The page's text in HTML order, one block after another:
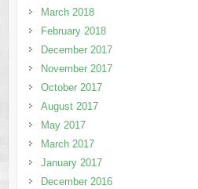
March 2018
February 2018
December 2017
November 2017
October 2017
August 2017
May 2017
March 2017
January 2017
December 2016